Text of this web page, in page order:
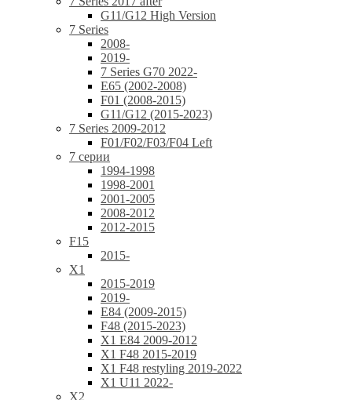
G11/G12 High Version
7 Series
2008-
2019-
7 Series G70 2022-
E65 (2002-2008)
F01 (2008-2015)
G11/G12 (2015-2023)
7 Series 2009-2012
F01/F02/F03/F04 Left
7 серии
1994-1998
1998-2001
2001-2005
2008-2012
2012-2015
F15
2015-
X1
2015-2019
2019-
E84 (2009-2015)
F48 (2015-2023)
X1 E84 2009-2012
X1 F48 2015-2019
X1 F48 restyling 2019-2022
X1 U11 2022-
X2